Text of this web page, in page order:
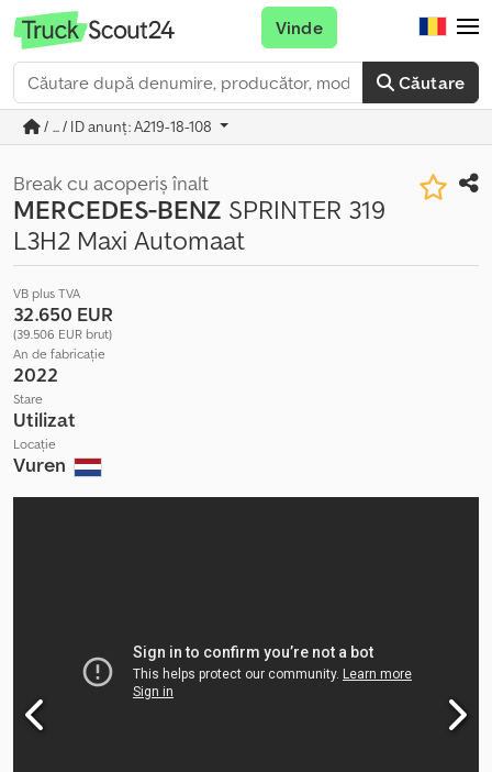
Căutare
Vinde
/ ... / ID anunț: A219-18-108
Break cu acoperiș înalt
MERCEDES-BENZ SPRINTER 319
L3H2 Maxi Automaat
VB plus TVA
32.650 EUR
(39.506 EUR brut)
An de fabricație
2022
Stare
Utilizat
Locație
Vuren